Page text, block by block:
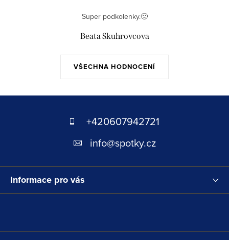
VŠECHNA HODNOCENÍ
Super podkolenky.🙂
Beata Skuhrovcova
t
+420607942721
info@spotky.cz
Informace pro vás